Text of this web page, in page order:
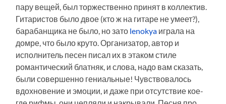
пару вещей, был торжественно принят в коллектив.
Гитаристов было двое (кто ж на гитаре не умеет?),
барабанщика не было, но зато lenokya играла на
домре, что было круто. Организатор, автор и
исполнитель песен писал их в этаком стиле
романтический блатняк, и слова, надо вам сказать,
были совершенно гениальные! Чувствовалось
вдохновение и эмоции, и даже при отсутствие кое-